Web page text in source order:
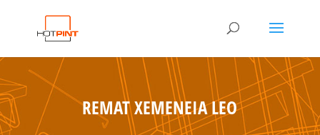
REMAT XEMENEIA LEO